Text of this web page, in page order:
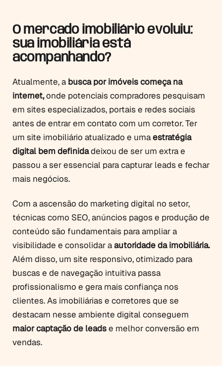
O mercado imobiliário evoluiu:
sua imobiliária está
acompanhando?
Atualmente, a busca por imóveis começa na
internet,onde potenciais compradores pesquisam
em sites especializados, portais e redes sociais
antes de entrar em contato com um corretor. Ter
um site imobiliário atualizado e umaestratégia
digital bem definidadeixou de ser um extra e
passou a ser essencial para capturar leads e fechar
mais negócios.
Com a ascensão do marketing digital no setor,
técnicas como SEO, anúncios pagos e produção de
conteúdo são fundamentais para ampliar a
visibilidade e consolidar aautoridade da imobiliária.
Além disso, um site responsivo, otimizado para
buscas e de navegação intuitiva passa
profissionalismo e gera mais confiança nos
clientes. As imobiliárias e corretores que se
destacam nesse ambiente digital conseguem
maior captação de leadse melhor conversão em
vendas.